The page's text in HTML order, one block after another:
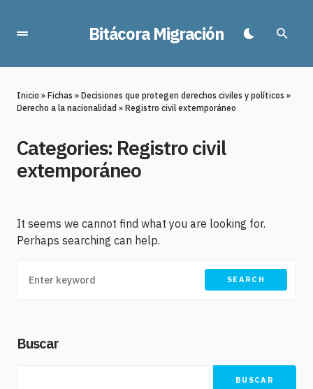
Bitácora Migración
Inicio » Fichas » Decisiones que protegen derechos civiles y políticos »
Derecho a la nacionalidad » Registro civil extemporáneo
Categories: Registro civil
extemporáneo
It seems we cannot find what you are looking for.
Perhaps searching can help.
SEARCH
Buscar
BUSCAR